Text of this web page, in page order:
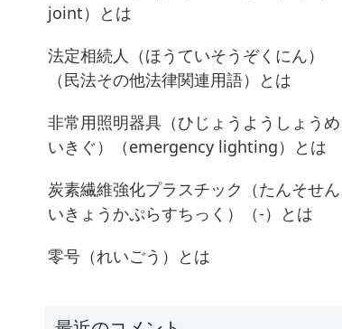
joint）とは
法定相続人（ほうていそうぞくにん）
（民法その他法律関連用語）とは
非常用照明器具（ひじょうようしょうめ
いきぐ）（emergency lighting）とは
炭素繊維強化プラスチック（たんそせん
いきょうかぷらすちっく）（-）とは
零号（れいごう）とは